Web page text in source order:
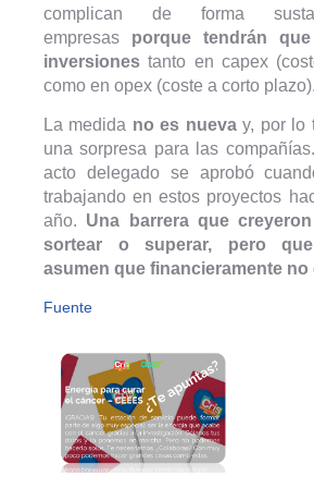
complican de forma
empresas porque tendrán
inversiones tanto en capex
como en opex (coste a corto plazo).
La medida no es nuevay, por lo
una sorpresa para las
acto delegado se aprobó
trabajando en estos proyectos
año. Una barrera que
sortear o superar, pero
asumen que financieramente no
Fuente